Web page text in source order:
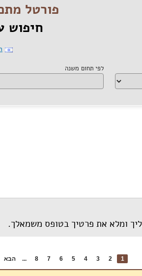
פורטל
חיפוש
לפי תחום משנה
ומלא את פרטיך בטופס משמאלך.
1
2
3
4
5
6
7
8
... הבא